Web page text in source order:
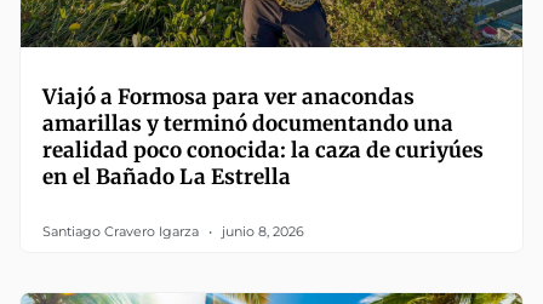
Viajó a Formosa para ver anacondas
amarillas y terminó documentando una
realidad poco conocida: la caza de curiyúes
en el Bañado La Estrella
Santiago Cravero Igarza junio 8, 2026